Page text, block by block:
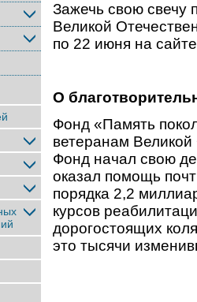
Зажечь свою свечу
Великой
по 22 июня на
О
Фонд «Память
ветеранам
Фонд начал свою
оказал помощь
порядка 2,2
курсов
дорогостоящих
это тысячи